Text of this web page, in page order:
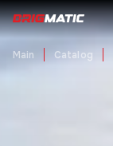
Main Catalog